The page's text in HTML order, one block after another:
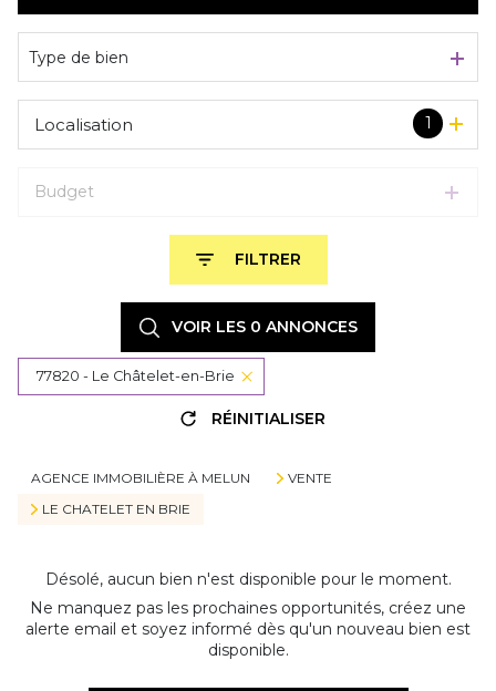
De l'immo pro
Type de bien
1
Localisation
Budget
FILTRER
VOIR LES 0 ANNONCES
77820 - Le Châtelet-en-Brie
RÉINITIALISER
AGENCE IMMOBILIÈRE À MELUN
VENTE
LE CHATELET EN BRIE
Désolé, aucun bien n'est disponible pour le moment.
Ne manquez pas les prochaines opportunités, créez une
alerte email et soyez informé dès qu'un nouveau bien est
disponible.